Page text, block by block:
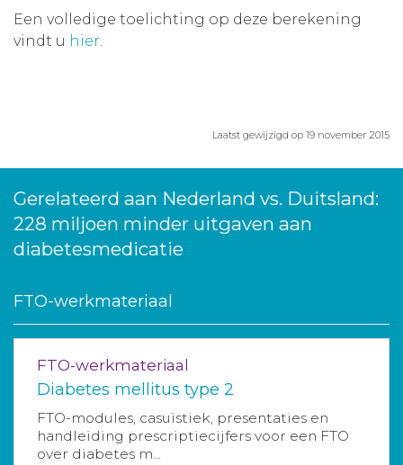
Een volledige toelichting op deze berekening
vindt u hier.
Laatst gewijzigd op 19 november 2015
Gerelateerd aan Nederland vs. Duitsland:
228 miljoen minder uitgaven aan
diabetesmedicatie
FTO-werkmateriaal
FTO-werkmateriaal
Diabetes mellitus type 2
FTO-modules, casuïstiek, presentaties en
handleiding prescriptiecijfers voor een FTO
over diabetes m...